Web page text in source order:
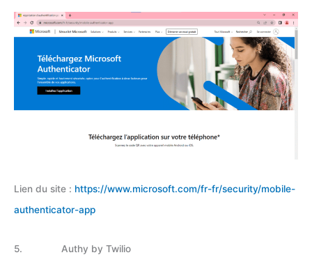
Lien du site : https://www.microsoft.com/fr-fr/security/mobile-
authenticator-app
5. Authy by Twilio